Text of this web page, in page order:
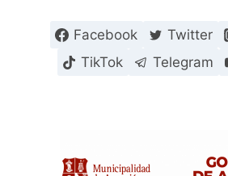
Facebook Twitter
TikTok
Telegram